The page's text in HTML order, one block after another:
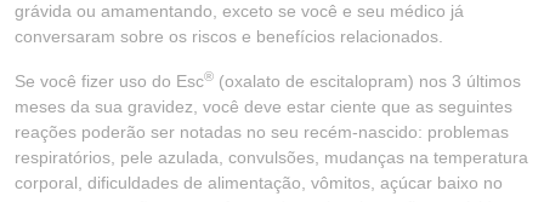
grávida ou amamentando, exceto se você e seu médico já
conversaram sobre os riscos e benefícios relacionados.
Se você fizer uso do Esc® (oxalato de escitalopram) nos 3 últimos
meses da sua gravidez, você deve estar ciente que as seguintes
reações poderão ser notadas no seu recém-nascido: problemas
respiratórios, pele azulada, convulsões, mudanças na temperatura
corporal, dificuldades de alimentação, vômitos, açúcar baixo no